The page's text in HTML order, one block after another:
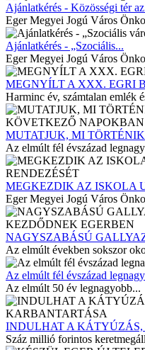
Ajánlatkérés - Közösségi tér
Eger Megyei Jogú Város
Ajánlatkérés - „Szociális...
Eger Megyei Jogú Város
MEGNYÍLT A XXX. EGRI
Harminc év, számtalan emlék
MUTATJUK, MI
Az elmúlt fél évszázad
MEGKEZDIK AZ ISKOLA
Eger Megyei Jogú Város
NAGYSZABÁSÚ
Az elmúlt években sokszor
Az elmúlt fél évszázad
Az elmúlt 50 év legnagyobb...
INDULHAT A KÁTYÚZÁS,
Száz millió forintos